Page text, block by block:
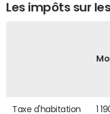
Les impôts sur
Taxe d'habitation 1